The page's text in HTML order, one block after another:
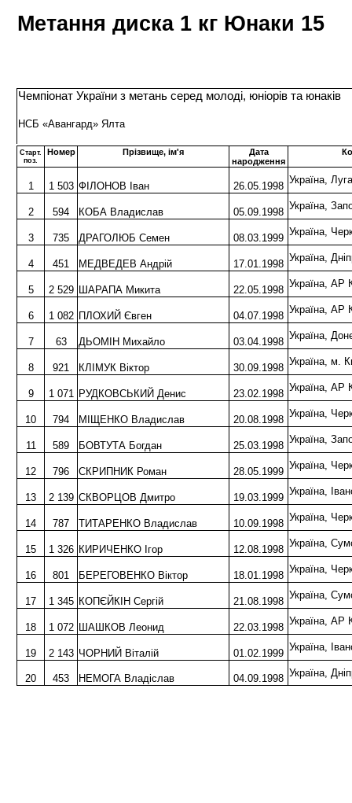
Метання диска 1 кг Юнаки 15
Чемпіонат України з метань серед молоді, юніорів та юнаків
НСБ «Авангард» Ялта
Старт.
поз.
Номер Прізвище, ім'я
Дата
народження
1 1 503 ФІЛОНОВ Іван 26.05.1998
Україна,
2 594 КОБА Владислав 05.09.1998
Україна,
3 735 ДРАГОЛЮБ Семен 08.03.1999
Україна,
4 451 МЕДВЕДЕВ Андрій 17.01.1998
Україна,
5 2 529 ШАРАПА Микита 22.05.1998
Україна,
6 1 082 ПЛОХИЙ Євген 04.07.1998
Україна,
7 63 ДЬОМІН Михайло 03.04.1998
Україна,
8 921 КЛІМУК Віктор 30.09.1998
Україна,
9 1 071 РУДКОВСЬКИЙ Денис 23.02.1998
Україна,
10 794 МІЩЕНКО Владислав 20.08.1998
Україна,
11 589 БОВТУТА Богдан 25.03.1998
Україна,
12 796 СКРИПНИК Роман 28.05.1999
Україна,
13 2 139 СКВОРЦОВ Дмитро 19.03.1999
Україна,
14 787 ТИТАРЕНКО Владислав 10.09.1998
Україна,
15 1 326 КИРИЧЕНКО Ігор 12.08.1998
Україна,
16 801 БЕРЕГОВЕНКО Віктор 18.01.1998
Україна,
17 1 345 КОПЄЙКІН Сергій 21.08.1998
Україна,
18 1 072 ШАШКОВ Леонид 22.03.1998
Україна,
19 2 143 ЧОРНИЙ Віталій 01.02.1999
Україна,
20 453 НЕМОГА Владіслав 04.09.1998 Україна,